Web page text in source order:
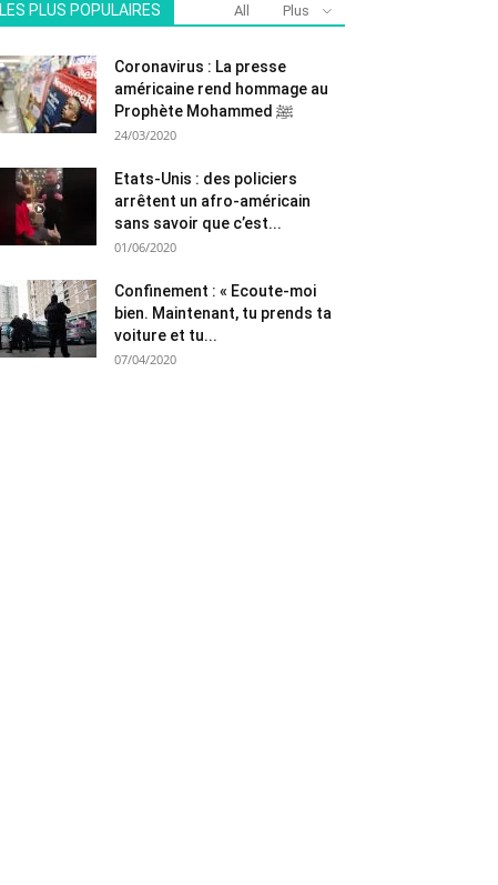
LES PLUS POPULAIRES All Plus
Coronavirus : La presse
américaine rend hommage au
Prophète Mohammed ﷺ
24/03/2020
Etats-Unis : des policiers
arrêtent un afro-américain
sans savoir que c’est...
01/06/2020
Confinement : « Ecoute-moi
bien. Maintenant, tu prends ta
voiture et tu...
07/04/2020